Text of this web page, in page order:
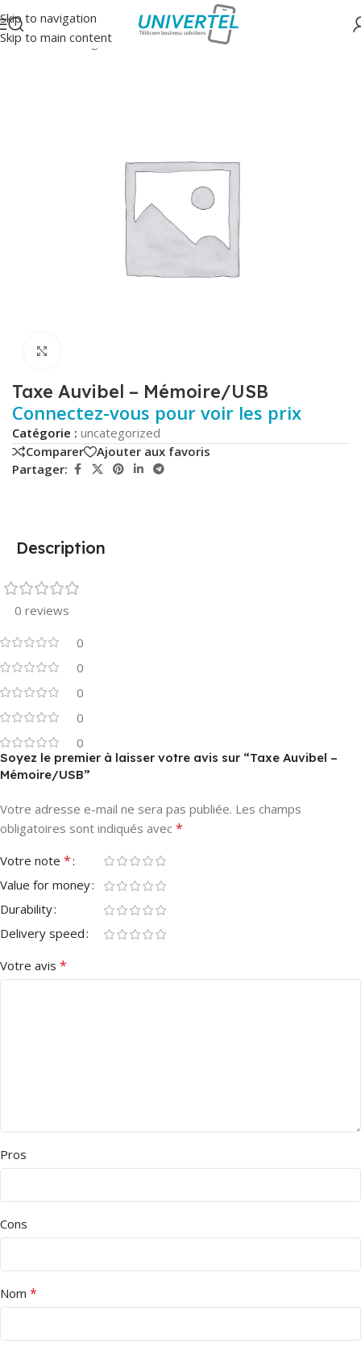
Skip to navigation
Skip to main content
Accueil/uncategorized
Taxe Auvibel – Mémoire/USB
Connectez-vous pour voir les prix
Catégorie : uncategorized
Comparer
Ajouter aux favoris
Partager:
Description
0 reviews
0
0
0
0
0
Soyez le premier à laisser votre avis sur “Taxe Auvibel –
Mémoire/USB”
Votre adresse e-mail ne sera pas publiée. Les champs
obligatoires sont indiqués avec *
Votre note *
Value for money
Durability
Delivery speed
Votre avis *
Pros
Cons
Nom *